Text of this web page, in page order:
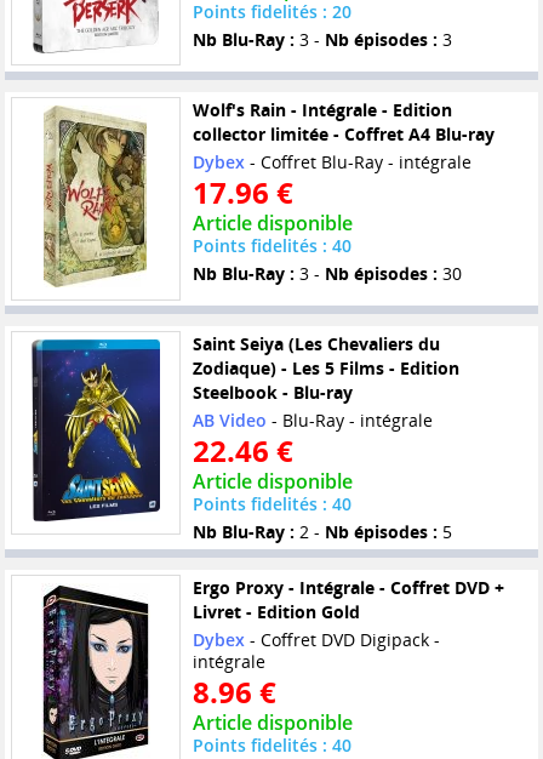
Points fidelités : 20
Nb Blu-Ray : 3 - Nb épisodes : 3
Wolf's Rain - Intégrale - Edition
collector limitée - Coffret A4 Blu-ray
Dybex- Coffret Blu-Ray - intégrale
17.96 €
Article disponible
Points fidelités : 40
Nb Blu-Ray : 3 - Nb épisodes : 30
Saint Seiya (Les Chevaliers du
Zodiaque) - Les 5 Films - Edition
Steelbook - Blu-ray
AB Video - Blu-Ray - intégrale
22.46 €
Article disponible
Points fidelités : 40
Nb Blu-Ray : 2 - Nb épisodes : 5
Ergo Proxy - Intégrale - Coffret DVD +
Livret - Edition Gold
Dybex- Coffret DVD Digipack -
intégrale
8.96 €
Article disponible
Points fidelités : 40